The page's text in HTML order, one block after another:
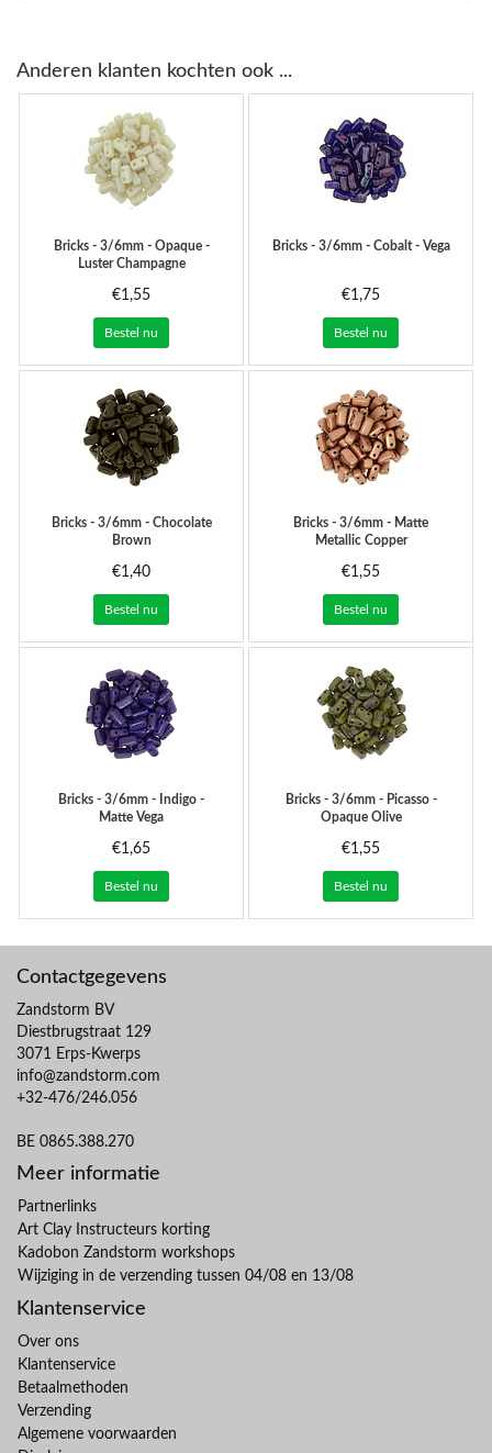
Anderen klanten kochten ook ...
Bricks - 3/6mm - Opaque -
Luster Champagne
€1,55
Bestel nu
Bricks - 3/6mm - Cobalt - Vega
€1,75
Bestel nu
Bricks - 3/6mm - Chocolate
Brown
€1,40
Bestel nu
Bricks - 3/6mm - Matte
Metallic Copper
€1,55
Bestel nu
Bricks - 3/6mm - Indigo -
Matte Vega
€1,65
Bestel nu
Bricks - 3/6mm - Picasso -
Opaque Olive
€1,55
Bestel nu
Contactgegevens
Zandstorm BV
Diestbrugstraat 129
3071 Erps-Kwerps
info@zandstorm.com
+32-476/246.056
BE 0865.388.270
Meer informatie
Partnerlinks
Art Clay Instructeurs korting
Kadobon Zandstorm workshops
Wijziging in de verzending tussen 04/08 en 13/08
Klantenservice
Over ons
Klantenservice
Betaalmethoden
Verzending
Algemene voorwaarden